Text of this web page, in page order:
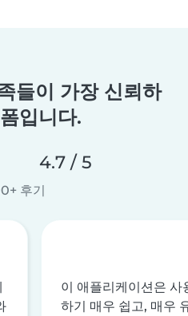
들이 가장 신뢰하
입니다.
4.7 / 5
후기
이 애플리케이션은 사
하기 매우 쉽고, 매우